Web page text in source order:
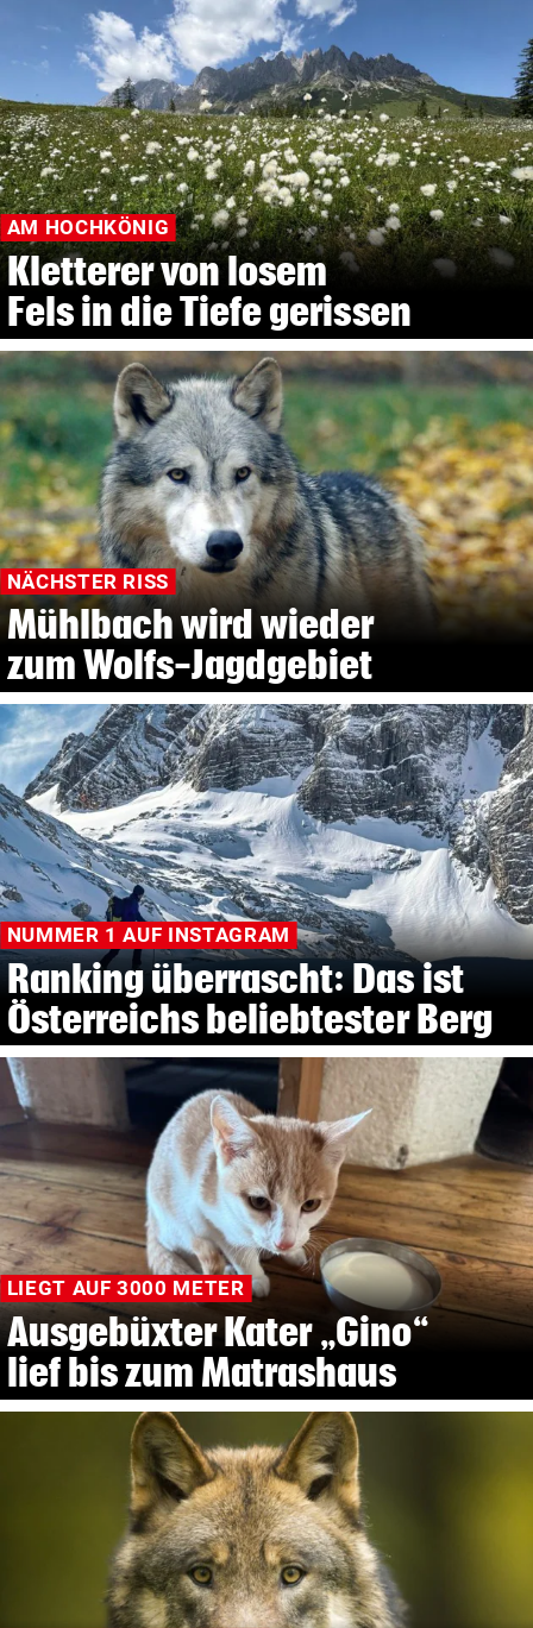
AM HOCHKÖNIG
Kletterer von losem
Fels in die Tiefe gerissen
NÄCHSTER RISS
Mühlbach wird wieder
zum Wolfs-Jagdgebiet
NUMMER 1 AUF INSTAGRAM
Ranking überrascht: Das ist
Österreichs beliebtester Berg
LIEGT AUF 3000 METER
Ausgebüxter Kater „Gino“
lief bis zum Matrashaus